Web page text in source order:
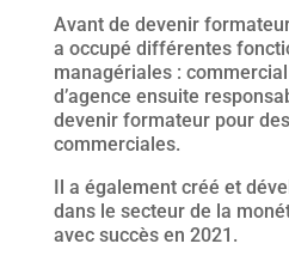
Avant de devenir
a occupé différentes
managériales :
d’agence ensuite
devenir formateur pour
commerciales.
Il a également créé et
dans le secteur de la
avec succès en 2021.